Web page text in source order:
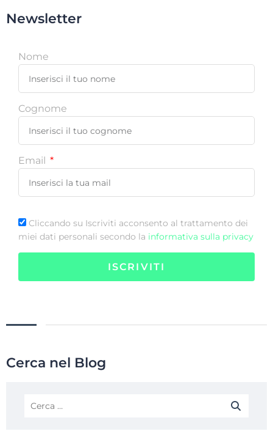
Newsletter
Nome
Cognome
Email
Cliccando su Iscriviti acconsento al trattamento dei
miei dati personali secondo la informativa sulla privacy
ISCRIVITI
Cerca nel Blog